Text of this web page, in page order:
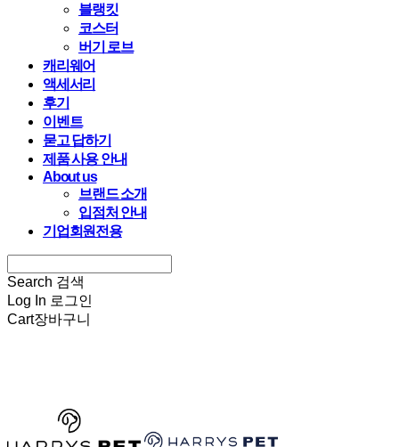
블랭킷
코스터
버기 로브
캐리웨어
액세서리
후기
이벤트
묻고 답하기
제품 사용 안내
About us
브랜드 소개
입점처 안내
기업회원전용
Search 검색
Log In 로그인
Cart장바구니